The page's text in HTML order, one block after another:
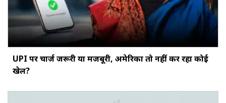
UPI पर चार्ज जरूरी या मजबूरी, अमेरिका तो नहीं कर रहा कोई
खेल?